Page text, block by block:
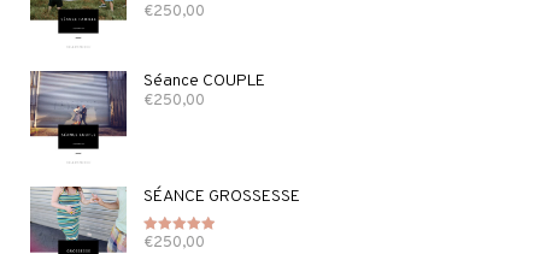
Note5.00
€250,00
Séance COUPLE
€250,00
SÉANCE GROSSESSE
Note5.00
€250,00